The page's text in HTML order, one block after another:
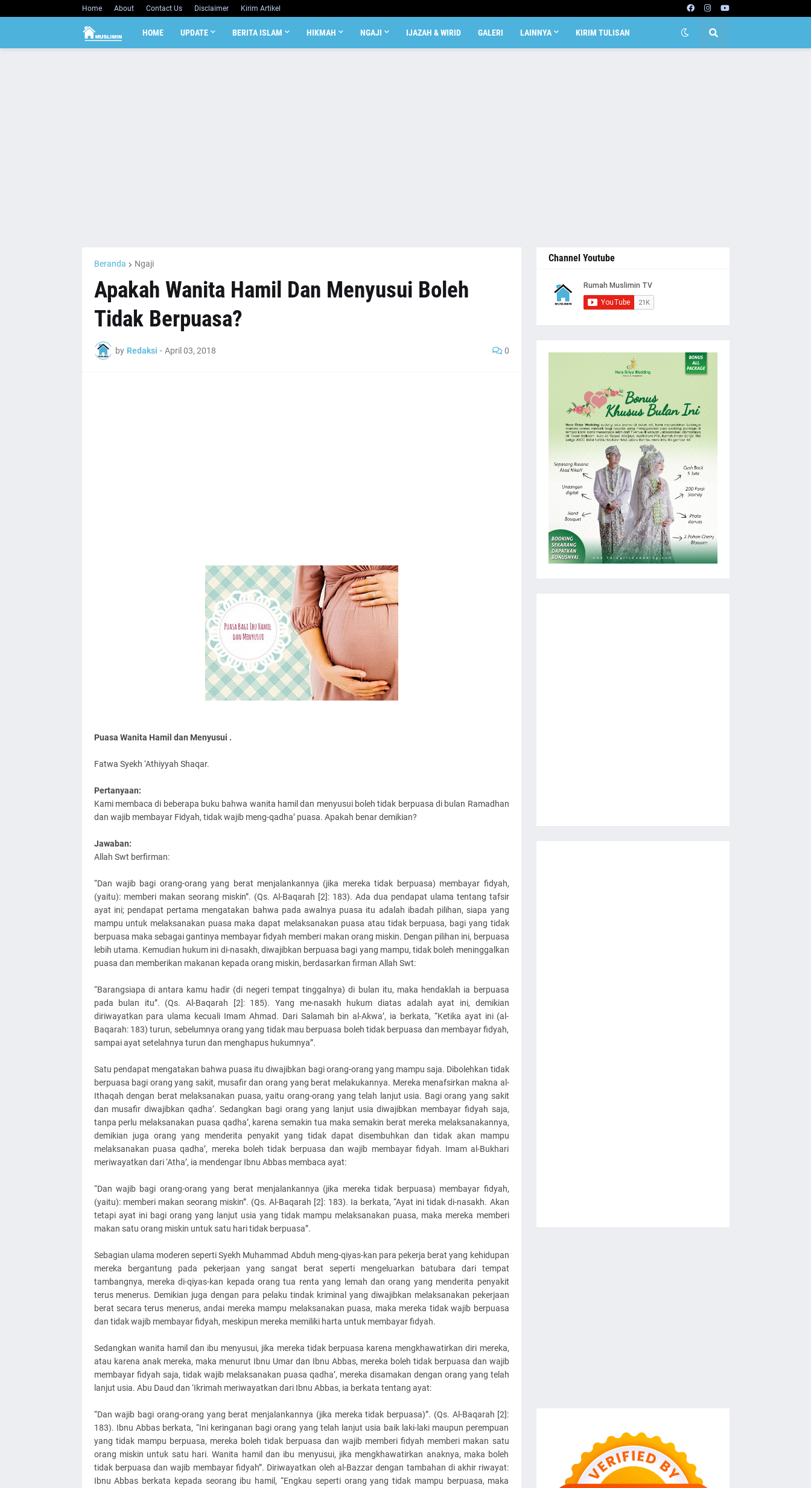
Home About Contact Us Disclaimer Kirim Artikel
HOME UPDATE BERITA ISLAM HIKMAH NGAJI IJAZAH & WIRID GALERI LAINNYA KIRIM TULISAN
Beranda Ngaji
Apakah Wanita Hamil Dan Menyusui Boleh
Tidak Berpuasa?
by Redaksi - April 03, 2018 0
Puasa Wanita Hamil dan Menyusui .
Fatwa Syekh ‘Athiyyah Shaqar.
Pertanyaan:
Kami membaca di beberapa buku bahwa wanita hamil dan menyusui boleh tidak berpuasa di bulan Ramadhan
dan wajib membayar Fidyah, tidak wajib meng-qadha’ puasa. Apakah benar demikian?
Jawaban:
Allah Swt berfirman:
“Dan wajib bagi orang-orang yang berat menjalankannya (jika mereka tidak berpuasa) membayar fidyah,
(yaitu): memberi makan seorang miskin”. (Qs. Al-Baqarah [2]: 183). Ada dua pendapat ulama tentang tafsir
ayat ini; pendapat pertama mengatakan bahwa pada awalnya puasa itu adalah ibadah pilihan, siapa yang
mampu untuk melaksanakan puasa maka dapat melaksanakan puasa atau tidak berpuasa, bagi yang tidak
berpuasa maka sebagai gantinya membayar fidyah memberi makan orang miskin. Dengan pilihan ini, berpuasa
lebih utama. Kemudian hukum ini di-nasakh, diwajibkan berpuasa bagi yang mampu, tidak boleh meninggalkan
puasa dan memberikan makanan kepada orang miskin, berdasarkan firman Allah Swt:
“Barangsiapa di antara kamu hadir (di negeri tempat tinggalnya) di bulan itu, maka hendaklah ia berpuasa
pada bulan itu”. (Qs. Al-Baqarah [2]: 185). Yang me-nasakh hukum diatas adalah ayat ini, demikian
diriwayatkan para ulama kecuali Imam Ahmad. Dari Salamah bin al-Akwa’, ia berkata, “Ketika ayat ini (al-
Baqarah: 183) turun, sebelumnya orang yang tidak mau berpuasa boleh tidak berpuasa dan membayar fidyah,
sampai ayat setelahnya turun dan menghapus hukumnya”.
Satu pendapat mengatakan bahwa puasa itu diwajibkan bagi orang-orang yang mampu saja. Dibolehkan tidak
berpuasa bagi orang yang sakit, musafir dan orang yang berat melakukannya. Mereka menafsirkan makna al-
Ithaqah dengan berat melaksanakan puasa, yaitu orang-orang yang telah lanjut usia. Bagi orang yang sakit
dan musafir diwajibkan qadha’. Sedangkan bagi orang yang lanjut usia diwajibkan membayar fidyah saja,
tanpa perlu melaksanakan puasa qadha’, karena semakin tua maka semakin berat mereka melaksanakannya,
demikian juga orang yang menderita penyakit yang tidak dapat disembuhkan dan tidak akan mampu
melaksanakan puasa qadha’, mereka boleh tidak berpuasa dan wajib membayar fidyah. Imam al-Bukhari
meriwayatkan dari ‘Atha’, ia mendengar Ibnu Abbas membaca ayat:
“Dan wajib bagi orang-orang yang berat menjalankannya (jika mereka tidak berpuasa) membayar fidyah,
(yaitu): memberi makan seorang miskin”. (Qs. Al-Baqarah [2]: 183). Ia berkata, “Ayat ini tidak di-nasakh. Akan
tetapi ayat ini bagi orang yang lanjut usia yang tidak mampu melaksanakan puasa, maka mereka memberi
makan satu orang miskin untuk satu hari tidak berpuasa”.
Sebagian ulama moderen seperti Syekh Muhammad Abduh meng-qiyas-kan para pekerja berat yang kehidupan
mereka bergantung pada pekerjaan yang sangat berat seperti mengeluarkan batubara dari tempat
tambangnya, mereka di-qiyas-kan kepada orang tua renta yang lemah dan orang yang menderita penyakit
terus menerus. Demikian juga dengan para pelaku tindak kriminal yang diwajibkan melaksanakan pekerjaan
berat secara terus menerus, andai mereka mampu melaksanakan puasa, maka mereka tidak wajib berpuasa
dan tidak wajib membayar fidyah, meskipun mereka memiliki harta untuk membayar fidyah.
Sedangkan wanita hamil dan ibu menyusui, jika mereka tidak berpuasa karena mengkhawatirkan diri mereka,
atau karena anak mereka, maka menurut Ibnu Umar dan Ibnu Abbas, mereka boleh tidak berpuasa dan wajib
membayar fidyah saja, tidak wajib melaksanakan puasa qadha’, mereka disamakan dengan orang yang telah
lanjut usia. Abu Daud dan ‘Ikrimah meriwayatkan dari Ibnu Abbas, ia berkata tentang ayat:
“Dan wajib bagi orang-orang yang berat menjalankannya (jika mereka tidak berpuasa)”. (Qs. Al-Baqarah [2]:
183). Ibnu Abbas berkata, “Ini keringanan bagi orang yang telah lanjut usia baik laki-laki maupun perempuan
yang tidak mampu berpuasa, mereka boleh tidak berpuasa dan wajib memberi fidyah memberi makan satu
orang miskin untuk satu hari. Wanita hamil dan ibu menyusui, jika mengkhawatirkan anaknya, maka boleh
tidak berpuasa dan wajib membayar fidyah”. Diriwayatkan oleh al-Bazzar dengan tambahan di akhir riwayat:
Ibnu Abbas berkata kepada seorang ibu hamil, “Engkau seperti orang yang tidak mampu berpuasa, maka
Channel Youtube